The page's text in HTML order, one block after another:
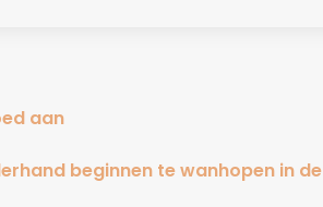
aan
beginnen te wanhopen in de